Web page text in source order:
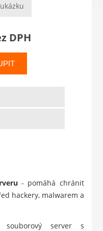
DPH
- pomáhá chránit
hackery, malwarem a
souborový server s